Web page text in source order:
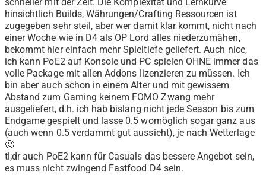
hinsichtlich Builds, Währungen/Crafting Ressourcen ist
zugegeben sehr steil, aber wer damit klar kommt, nicht nach
einer Woche wie in D4 als OP Lord alles niederzumähen,
bekommt hier einfach mehr Spieltiefe geliefert. Auch nice,
ich kann PoE2 auf Konsole und PC spielen OHNE immer das
volle Package mit allen Addons lizenzieren zu müssen. Ich
bin aber auch schon in einem Alter und mit gewissem
Abstand zum Gaming keinem FOMO Zwang mehr
ausgeliefert, d.h. ich hab bislang nicht jede Season bis zum
Endgame gespielt und lasse 0.5 womöglich sogar ganz aus
(auch wenn 0.5 verdammt gut aussieht), je nach Wetterlage
🙂
tl;dr auch PoE2 kann für Casuals das bessere Angebot sein,
es muss nicht zwingend Fastfood D4 sein.